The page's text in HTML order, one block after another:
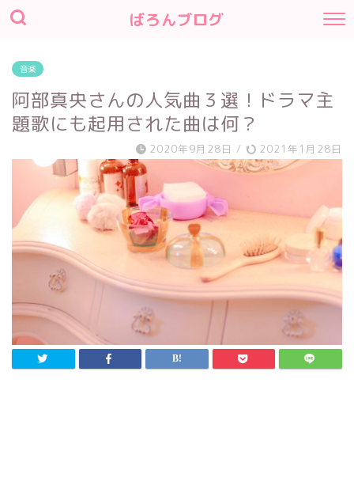
ばろんブログ
音楽
阿部真央さんの人気曲３選！ドラマ主
題歌にも起用された曲は何？
2020年9月28日 / 2021年1月28日